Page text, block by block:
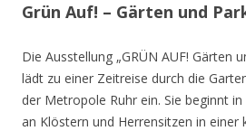
Grün Auf! – Gärten und
Die Ausstellung „GRÜN AUF! Gärten
lädt zu einer Zeitreise durch die
der Metropole Ruhr ein. Sie beginnt
an Klöstern und Herrensitzen in einer